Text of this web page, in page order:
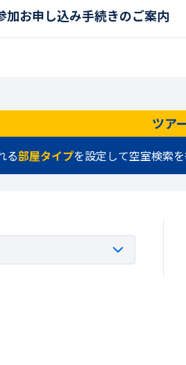
加お申し込み手続きのご案内
ツア
る部屋タイプを設定して空室検索